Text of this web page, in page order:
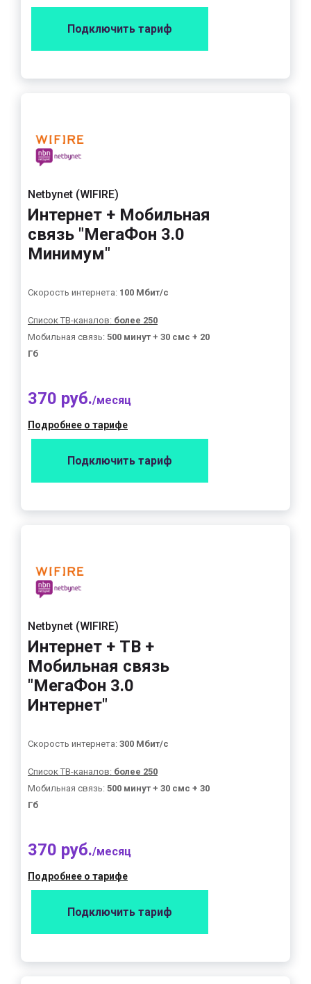
Подключить тариф
Netbynet (WIFIRE)
Интернет + Мобильная
связь "МегаФон 3.0
Минимум"
Скорость интернета: 100 Мбит/с
Список ТВ-каналов: более 250
Мобильная связь: 500 минут + 30 смс + 20
Гб
370 руб./месяц
Подробнее о тарифе
Подключить тариф
Netbynet (WIFIRE)
Интернет + ТВ +
Мобильная связь
"МегаФон 3.0
Интернет"
Скорость интернета: 300 Мбит/с
Список ТВ-каналов: более 250
Мобильная связь: 500 минут + 30 смс + 30
Гб
370 руб./месяц
Подробнее о тарифе
Подключить тариф